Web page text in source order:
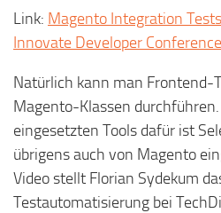
Link: Magento Integration
Innovate Developer
Natürlich kann man Frontend-
Magento-Klassen
eingesetzten Tools dafür ist
übrigens auch von Magento
Video stellt Florian Sydekum
Testautomatisierung bei